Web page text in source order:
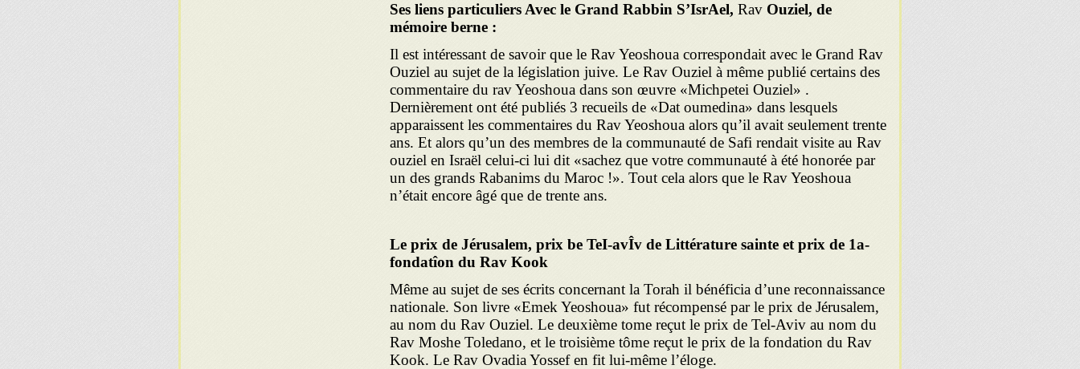
Ses liens particuliers Avec le Grand Rabbin S’IsrAel, Rav Ouziel, de
mémoire berne :
Il est intéressant de savoir que le Rav Yeoshoua correspondait avec le Grand Rav
Ouziel au sujet de la législation juive. Le Rav Ouziel à même publié certains des
commentaire du rav Yeoshoua dans son œuvre «Michpetei Ouziel» .
Dernièrement ont été publiés 3 recueils de «Dat oumedina» dans lesquels
apparaissent les commentaires du Rav Yeoshoua alors qu’il avait seulement trente
ans. Et alors qu’un des membres de la communauté de Safi rendait visite au Rav
ouziel en Israël celui-ci lui dit «sachez que votre communauté à été honorée par
un des grands Rabanims du Maroc !». Tout cela alors que le Rav Yeoshoua
n’était encore âgé que de trente ans.
-Le prix de Jérusalem, prix be TeI-avÎv de Littérature sainte et prix de 1a
fondatîon du Rav Kook
Même au sujet de ses écrits concernant la Torah il bénéficia d’une reconnaissance
nationale. Son livre «Emek Yeoshoua» fut récompensé par le prix de Jérusalem,
au nom du Rav Ouziel. Le deuxième tome reçut le prix de Tel-Aviv au nom du
Rav Moshe Toledano, et le troisième tôme reçut le prix de la fondation du Rav
Kook. Le Rav Ovadia Yossef en fit lui-même l’éloge.